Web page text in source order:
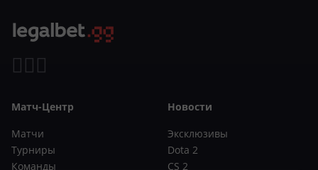
Матч-Центр
Матчи
Турниры
Команды
Новости
Эксклюзивы
Dota 2
CS 2